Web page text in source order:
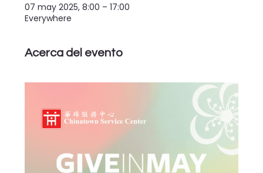
07 may 2025, 8:00 – 17:00
Everywhere
Acerca del evento